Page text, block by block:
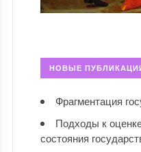
НОВЫЕ
Фрагментация
Подходы к
состояния